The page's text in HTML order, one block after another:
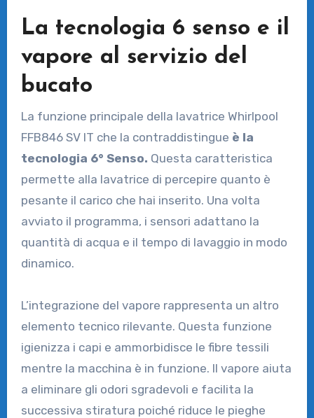
La tecnologia 6 senso e il
vapore al servizio del
bucato
La funzione principale della lavatrice Whirlpool
FFB846 SV IT che la contraddistingue è la
tecnologia 6° Senso. Questa caratteristica
permette alla lavatrice di percepire quanto è
pesante il carico che hai inserito. Una volta
avviato il programma, i sensori adattano la
quantità di acqua e il tempo di lavaggio in modo
dinamico.
L’integrazione del vapore rappresenta un altro
elemento tecnico rilevante. Questa funzione
igienizza i capi e ammorbidisce le fibre tessili
mentre la macchina è in funzione. Il vapore aiuta
a eliminare gli odori sgradevoli e facilita la
successiva stiratura poiché riduce le pieghe